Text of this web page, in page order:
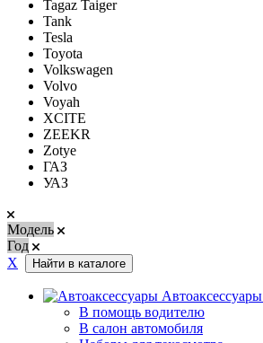
Tagaz Taiger
Tank
Tesla
Toyota
Volkswagen
Volvo
Voyah
XCITE
ZEEKR
Zotye
ГАЗ
УАЗ
Модель
Год
Х
Найти в каталоге
Автоаксессуары
В помощь водителю
В салон автомобиля